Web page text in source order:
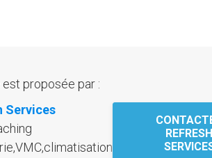
proposée par :
Services
REFRESH